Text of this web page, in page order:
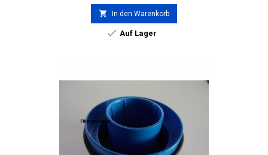
 In den Warenkorb
 Auf Lager